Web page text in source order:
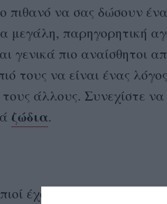
πιθανό να σας δώσουν
μεγάλη, παρηγορητική
γενικά πιο αναίσθητοι
τους να είναι ένας
τους άλλους. Συνεχίστε
ζώδια.
έχουν έναν αέρα